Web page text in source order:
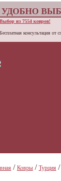
УДОБНО
Выбор из 7554 ковров!
Бесплатная консультация от
/ Ковры / Турция /